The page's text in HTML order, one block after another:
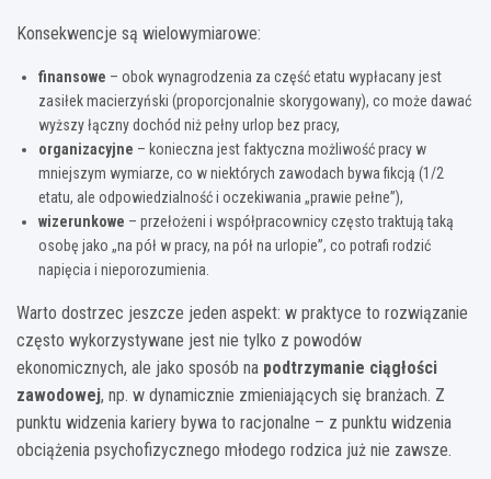
Konsekwencje są wielowymiarowe:
finansowe – obok wynagrodzenia za część etatu wypłacany jest
zasiłek macierzyński (proporcjonalnie skorygowany), co może dawać
wyższy łączny dochód niż pełny urlop bez pracy,
organizacyjne – konieczna jest faktyczna możliwość pracy w
mniejszym wymiarze, co w niektórych zawodach bywa fikcją (1/2
etatu, ale odpowiedzialność i oczekiwania „prawie pełne”),
wizerunkowe – przełożeni i współpracownicy często traktują taką
osobę jako „na pół w pracy, na pół na urlopie”, co potrafi rodzić
napięcia i nieporozumienia.
Warto dostrzec jeszcze jeden aspekt: w praktyce to rozwiązanie
często wykorzystywane jest nie tylko z powodów
ekonomicznych, ale jako sposób na podtrzymanie ciągłości
zawodowej, np. w dynamicznie zmieniających się branżach. Z
punktu widzenia kariery bywa to racjonalne – z punktu widzenia
obciążenia psychofizycznego młodego rodzica już nie zawsze.